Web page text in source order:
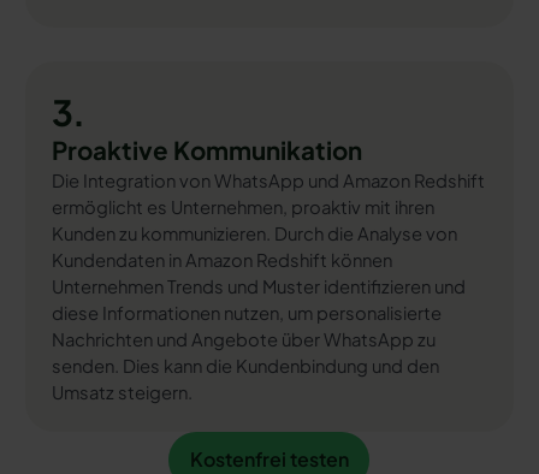
3.
Proaktive Kommunikation
Die Integration von WhatsApp und Amazon Redshift
ermöglicht es Unternehmen, proaktiv mit ihren
Kunden zu kommunizieren. Durch die Analyse von
Kundendaten in Amazon Redshift können
Unternehmen Trends und Muster identifizieren und
diese Informationen nutzen, um personalisierte
Nachrichten und Angebote über WhatsApp zu
senden. Dies kann die Kundenbindung und den
Umsatz steigern.
Kostenfrei testen
Kostenfrei testen